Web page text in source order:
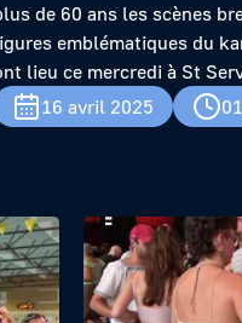
de 60 ans les scènes
emblématiques du
lieu ce mercredi à St
16 avril 2025